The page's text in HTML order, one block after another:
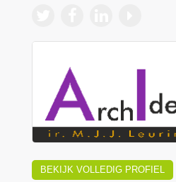
BEKIJK VOLLEDIG PROFIEL